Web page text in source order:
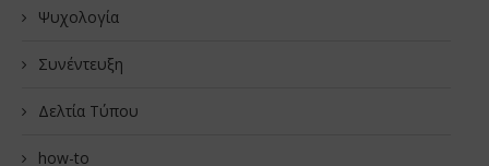
Ψυχολογία
Συνέντευξη
Δελτία Τύπου
how-to